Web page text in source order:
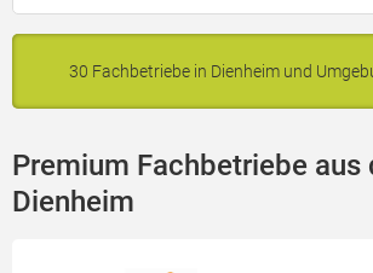
30 Fachbetriebe in Dienheim und
Premium Fachbetriebe aus
Dienheim